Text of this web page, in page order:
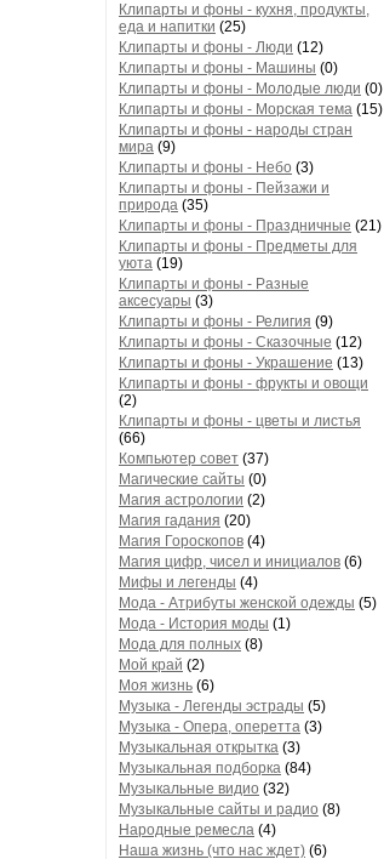
Клипарты и фоны - кухня, продукты,
еда и напитки (25)
Клипарты и фоны - Люди (12)
Клипарты и фоны - Машины (0)
Клипарты и фоны - Молодые люди (0)
Клипарты и фоны - Морская тема (15)
Клипарты и фоны - народы стран
мира (9)
Клипарты и фоны - Небо (3)
Клипарты и фоны - Пейзажи и
природа (35)
Клипарты и фоны - Праздничные (21)
Клипарты и фоны - Предметы для
уюта (19)
Клипарты и фоны - Разные
аксесуары (3)
Клипарты и фоны - Религия (9)
Клипарты и фоны - Сказочные (12)
Клипарты и фоны - Украшение (13)
Клипарты и фоны - фрукты и овощи
(2)
Клипарты и фоны - цветы и листья
(66)
Компьютер совет (37)
Магические сайты (0)
Магия астрологии (2)
Магия гадания (20)
Магия Гороскопов (4)
Магия цифр, чисел и инициалов (6)
Мифы и легенды (4)
Мода - Атрибуты женской одежды (5)
Мода - История моды (1)
Мода для полных (8)
Мой край (2)
Моя жизнь (6)
Музыка - Легенды эстрады (5)
Музыка - Опера, оперетта (3)
Музыкальная открытка (3)
Музыкальная подборка (84)
Музыкальные видио (32)
Музыкальные сайты и радио (8)
Народные ремесла (4)
Наша жизнь (что нас ждет) (6)